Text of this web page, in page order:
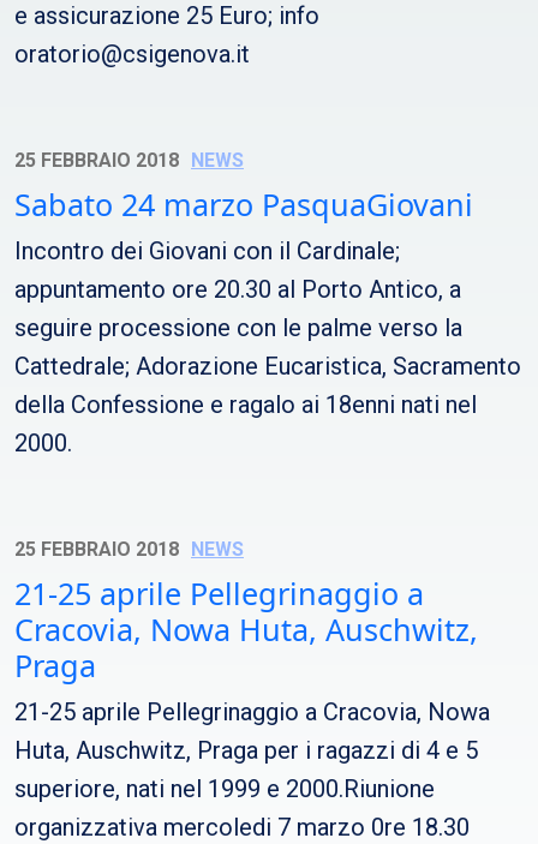
e assicurazione 25 Euro; info
oratorio@csigenova.it
25 FEBBRAIO 2018 NEWS
Sabato 24 marzo PasquaGiovani
Incontro dei Giovani con il Cardinale;
appuntamento ore 20.30 al Porto Antico, a
seguire processione con le palme verso la
Cattedrale; Adorazione Eucaristica, Sacramento
della Confessione e ragalo ai 18enni nati nel
2000.
25 FEBBRAIO 2018 NEWS
21-25 aprile Pellegrinaggio a
Cracovia, Nowa Huta, Auschwitz,
Praga
21-25 aprile Pellegrinaggio a Cracovia, Nowa
Huta, Auschwitz, Praga per i ragazzi di 4 e 5
superiore, nati nel 1999 e 2000.Riunione
organizzativa mercoledi 7 marzo 0re 18.30